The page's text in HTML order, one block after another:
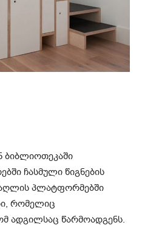
ბიბლიოთეკაში
ჩასმული წიგნების
პლატფორმებში
რომელიც
ადგილსაც წარმოადგენს.